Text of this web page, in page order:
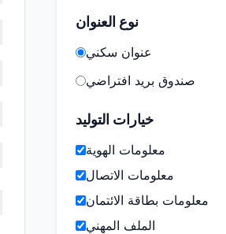
نوع العنوان
عنوان سكني
صندوق بريد افتراضي
خيارات التوليد
معلومات الهوية
معلومات الاتصال
معلومات بطاقة الائتمان
الملف المهني